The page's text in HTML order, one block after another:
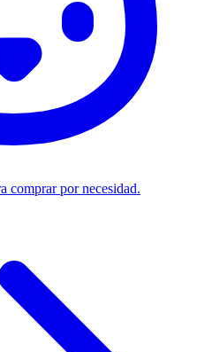
comprar por necesidad.